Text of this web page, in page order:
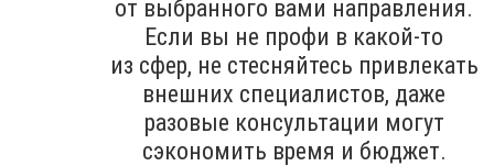
от выбранного вами направления.
Если вы не профи в какой-то
из сфер, не стесняйтесь привлекать
внешних специалистов, даже
разовые консультации могут
сэкономить время и бюджет.